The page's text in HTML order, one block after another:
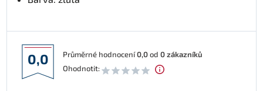
0,0 Průměrné hodnocení0,0od 0zákazníků
Ohodnotit: